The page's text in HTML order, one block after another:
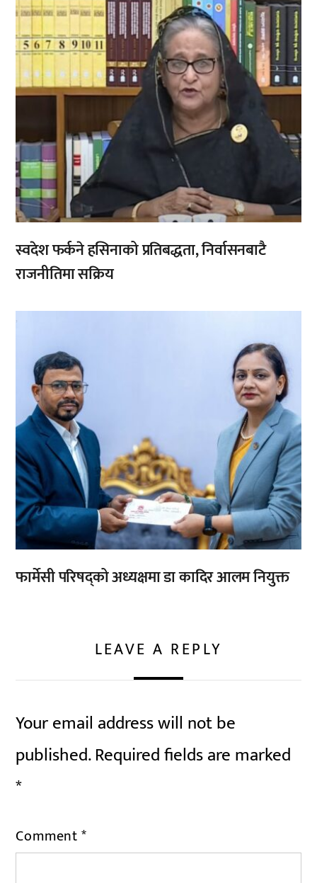
स्वदेश फर्कने हसिनाको प्रतिबद्धता, निर्वासनबाटै
राजनीतिमा सक्रिय
,
फार्मेसी परिषद्को अध्यक्षमा डा कादिर आलम नियुक्त
LEAVE A REPLY
Your email address will not be
published.Required fields are marked
*
Comment*